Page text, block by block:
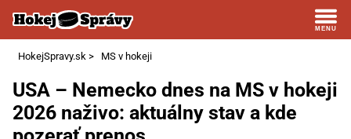
HokejSpravy.sk > MS v hokeji
USA – Nemecko dnes na MS v hokeji
2026 naživo: aktuálny stav a kde